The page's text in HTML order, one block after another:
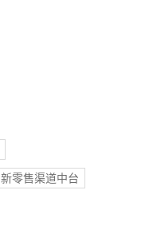
新零售渠道中台